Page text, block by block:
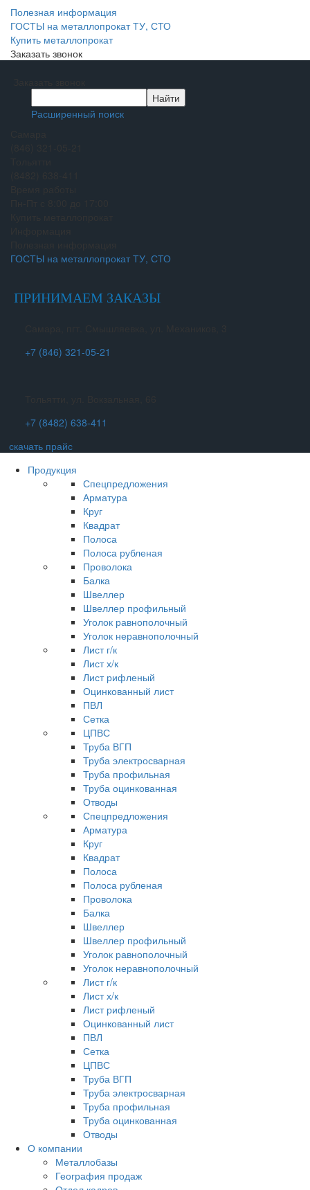
Полезная информация
ГОСТЫ на металлопрокат ТУ, СТО
Купить металлопрокат
Заказать звонок
Расширенный поиск
ГОСТЫ на металлопрокат ТУ, СТО
ПРИНИМАЕМ ЗАКАЗЫ
+7 (846) 321-05-21
+7 (8482) 638-411
скачать прайс
Продукция
Спецпредложения
Арматура
Круг
Квадрат
Полоса
Полоса рубленая
Проволока
Балка
Швеллер
Швеллер профильный
Уголок равнополочный
Уголок неравнополочный
Лист г/к
Лист х/к
Лист рифленый
Оцинкованный лист
ПВЛ
Сетка
ЦПВС
Труба ВГП
Труба электросварная
Труба профильная
Труба оцинкованная
Отводы
Спецпредложения
Арматура
Круг
Квадрат
Полоса
Полоса рубленая
Проволока
Балка
Швеллер
Швеллер профильный
Уголок равнополочный
Уголок неравнополочный
Лист г/к
Лист х/к
Лист рифленый
Оцинкованный лист
ПВЛ
Сетка
ЦПВС
Труба ВГП
Труба электросварная
Труба профильная
Труба оцинкованная
Отводы
О компании
Металлобазы
География продаж